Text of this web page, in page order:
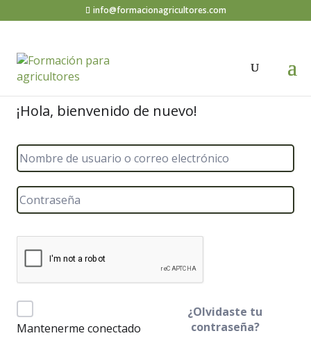
info@formacionagricultores.com
¡Hola, bienvenido de nuevo!
Mantenerme conectado
¿Olvidaste tu
contraseña?